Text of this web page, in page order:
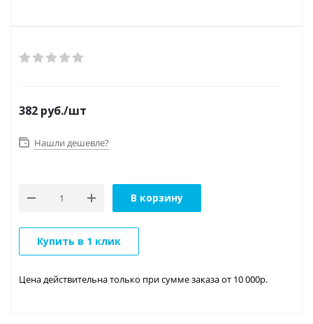
382 руб./шт
Нашли дешевле?
В корзину
Купить в 1 клик
Цена действительна только при сумме заказа от 10 000р.